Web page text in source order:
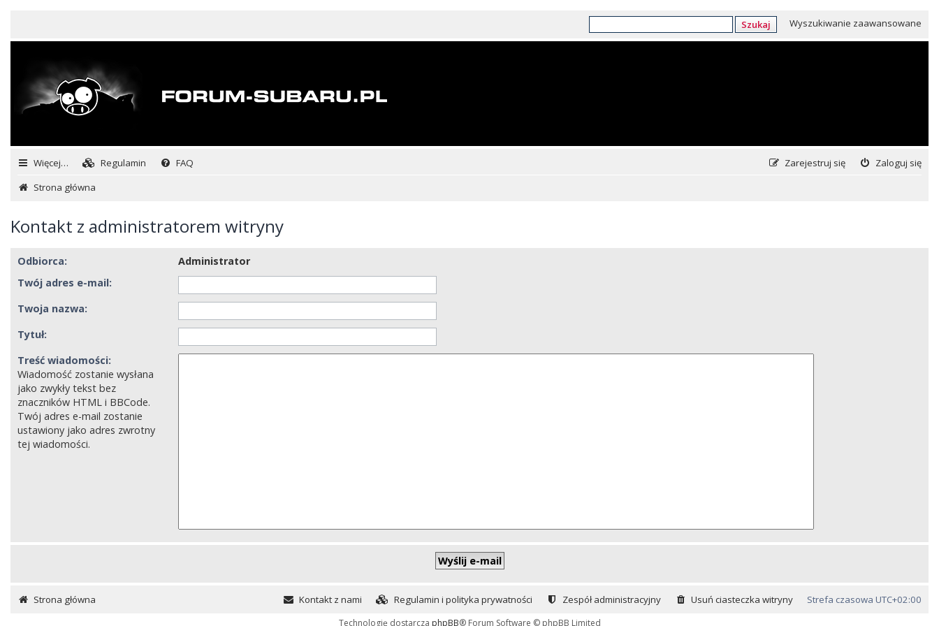
Szukaj Wyszukiwanie zaawansowane
Więcej… Regulamin FAQ Zaloguj się
Zarejestruj się
Strona główna
Kontakt z administratorem witryny
Odbiorca:
Administrator
Twój adres e-mail:
Twoja nazwa:
Tytuł:
Treść wiadomości:
Wiadomość zostanie wysłana
jako zwykły tekst bez
znaczników HTML i BBCode.
Twój adres e-mail zostanie
ustawiony jako adres zwrotny
tej wiadomości.
Strona główna Strefa czasowa UTC+02:00
Usuń ciasteczka witryny
Zespół administracyjny
Regulamin i polityka prywatności
Kontakt z nami
Technologię dostarcza phpBB® Forum Software © phpBB Limited